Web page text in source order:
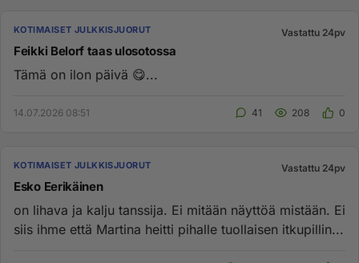
KOTIMAISET JULKKISJUORUT Vastattu 24pv
Feikki Belorf taas ulosotossa
Tämä on ilon päivä 😋...
14.07.2026 08:51 41 208 0
KOTIMAISET JULKKISJUORUT Vastattu 24pv
Esko Eerikäinen
on lihava ja kalju tanssija. Ei mitään näyttöä mistään. Ei
siis ihme että Martina heitti pihalle tuollaisen itkupillin...